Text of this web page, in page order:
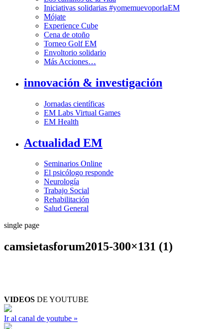
Iniciativas solidarias #yomemuevoporlaEM
Mójate
Experience Cube
Cena de otoño
Torneo Golf EM
Envoltorio solidario
Más Acciones…
innovación & investigación
Jornadas científicas
EM Labs Virtual Games
EM Health
Actualidad EM
Seminarios Online
El psicólogo responde
Neurología
Trabajo Social
Rehabilitación
Salud General
single page
camsietasforum2015-300×131 (1)
VIDEOS DE YOUTUBE
Ir al canal de youtube »